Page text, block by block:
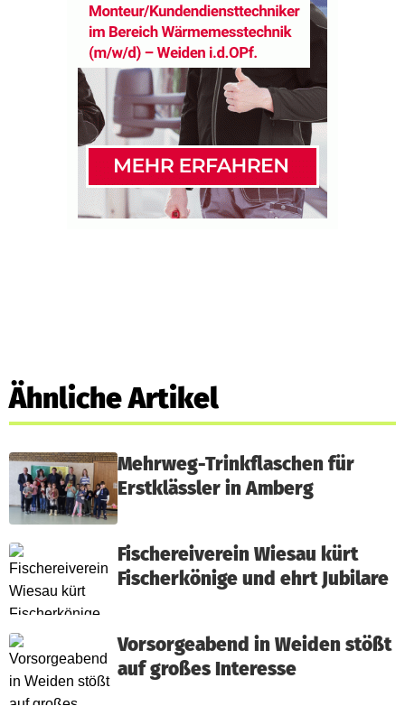
Ähnliche Artikel
Mehrweg-Trinkflaschen für
Erstklässler in Amberg
Fischereiverein Wiesau kürt
Fischerkönige und ehrt Jubilare
Vorsorgeabend in Weiden stößt
auf großes Interesse